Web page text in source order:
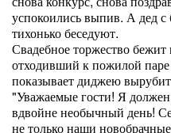
успокоились выпив. А дед с
тихонько беседуют.
Свадебное торжество
отходивший к пожилой паре
показывает диджею
"Уважаемые гости! Я должен
вдвойне необычный день!
не только наши